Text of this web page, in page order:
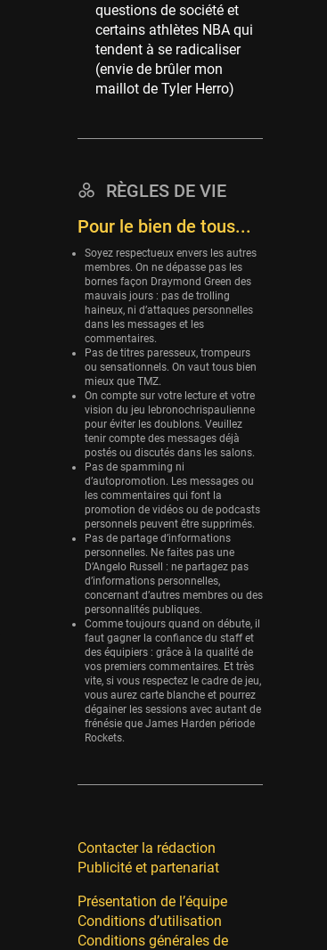
Houston Rockets
31 sessions
Washington Wizards
29 sessions
27 sessions
25 sessions
Detroit Pistons
Brooklyn Nets
24 sessions
Sacramento Kings
24 sessions
Utah Jazz
22 sessions
Toronto Raptors
18 sessions
REVERSE
11 sessions
Bleues
0 sessions
questions de société et
certains athlètes NBA qui
tendent à se radicaliser
(envie de brûler mon
maillot de Tyler Herro)
RÈGLES DE VIE
Pour le bien de tous...
Soyez respectueux envers les autres
membres. On ne dépasse pas les
bornes façon Draymond Green des
mauvais jours : pas de trolling
haineux, ni d’attaques personnelles
dans les messages et les
commentaires.
Pas de titres paresseux, trompeurs
ou sensationnels. On vaut tous bien
mieux que TMZ.
On compte sur votre lecture et votre
vision du jeu lebronochrispaulienne
pour éviter les doublons. Veuillez
tenir compte des messages déjà
postés ou discutés dans les salons.
Pas de spamming ni
d’autopromotion. Les messages ou
les commentaires qui font la
promotion de vidéos ou de podcasts
personnels peuvent être supprimés.
Pas de partage d’informations
personnelles. Ne faites pas une
D’Angelo Russell : ne partagez pas
d’informations personnelles,
concernant d’autres membres ou des
personnalités publiques.
Comme toujours quand on débute, il
faut gagner la confiance du staff et
des équipiers : grâce à la qualité de
vos premiers commentaires. Et très
vite, si vous respectez le cadre de jeu,
vous aurez carte blanche et pourrez
dégainer les sessions avec autant de
frénésie que James Harden période
Rockets.
Contacter la rédaction
Publicité et partenariat
Présentation de l’équipe
Conditions d’utilisation
Conditions générales de